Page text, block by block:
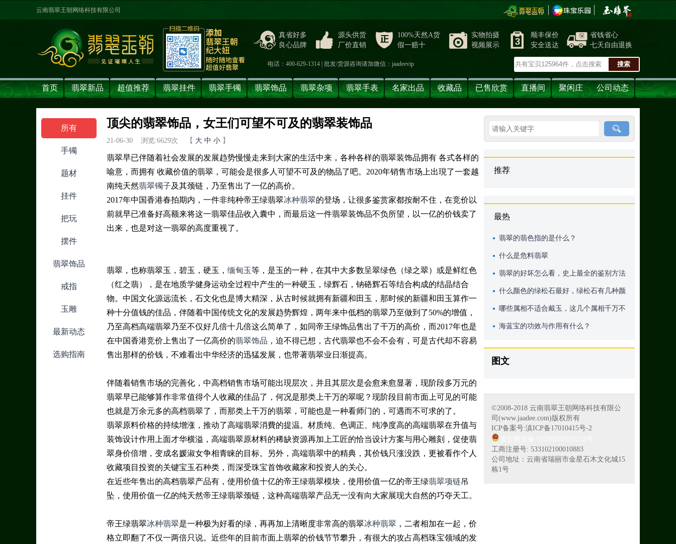
云南翡翠王朝网络科技有限公司
真省好多
良心品牌
源头供货
厂价直销
100%天然A货
假一赔十
实物拍摄
视频展示
顺丰保价
安全送达
省钱省心
七天自由退换
电话：400-629-1314 | 批发/货源咨询请加微信：jaadeevip
首页 翡翠新品 超值推荐 翡翠挂件 翡翠手镯 翡翠饰品 翡翠杂项 翡翠手表 名家出品 收藏品 已售欣赏 直播间 聚闲庄 公司动态
所有
手镯
题材
挂件
把玩
摆件
翡翠饰品
戒指
玉雕
最新动态
选购指南
顶尖的翡翠饰品，女王们可望不可及的翡翠装饰品
21-06-30 浏览:6629次 【 大 中 小 】
翡翠早已伴随着社会发展的发展趋势慢慢走来到大家的生活中来，各种各样的翡翠装饰品拥有 各式各样的
喻意，而拥有 收藏价值的翡翠，可能会是很多人可望不可及的物品了吧。2020年销售市场上出現了一套越
南纯天然翡翠镯子及其颈链，乃至售出了一亿的高价。
2017年中国香港春拍期内，一件非纯种帝王绿翡翠冰种翡翠的登场，让很多鉴赏家都按耐不住，在竞价以
前就早已准备好高额来将这一翡翠佳品收入囊中，而最后这一件翡翠装饰品不负所望，以一亿的价钱卖了
出来，也是对这一翡翠的高度重视了。
翡翠，也称翡翠玉，碧玉，硬玉， 缅甸玉等，是玉的一种，在其中大多数呈翠绿色（绿之翠）或是鲜红色
（红之翡），是在地质学健身运动全过程中产生的一种硬玉，绿辉石，钠硌辉石等结合构成的结晶结合
物。中国文化源远流长，石文化也是博大精深，从古时候就拥有新疆和田玉，那时候的新疆和田玉算作一
种十分值钱的佳品，伴随着中国传统文化的发展趋势辉煌，两年来中低档的翡翠乃至做到了50%的增值，
乃至高档高端翡翠乃至不仅好几倍十几倍这么简单了，如同帝王绿饰品售出了干万的高价，而2017年也是
在中国香港竞价上售出了一亿高价的翡翠饰品 ，迫不得已想，古代翡翠也不会不会有，可是古代却不容易
售出那样的价钱，不难看出中华经济的迅猛发展，也带著翡翠业日渐提高。
伴随着销售市场的完善化，中高档销售市场可能出現层次，并且其层次是会愈来愈显著，现阶段多万元的
翡翠早已能够算作非常值得个人收藏的佳品了，何况是那类上干万的翠呢？现阶段目前市面上可见的可能
也就是万余元多的高档翡翠了，而那类上干万的翡翠，可能也是一种看师门的，可遇而不可求的了。
翡翠原料价格的持续增涨，推动了高端翡翠消費的提温。材质纯、色调正、纯净度高的高端翡翠在升值与
装饰设计作用上面才华横溢，高端翡翠原材料的稀缺资源再加上工匠的恰当设计方案与用心雕刻，促使翡
翠身价倍增，变成名媛淑女争相青睐的目标。另外，高端翡翠中的精典，其价钱只涨没跌，更被看作个人
收藏项目投资的关键宝玉石种类，而深受珠宝首饰收藏家和投资人的关心。
在近些年售出的高档翡翠产品有，使用价值十亿的帝王绿翡翠模块，使用价值一亿的帝王绿翡翠项链吊
坠，使用价值一亿的纯天然帝王绿翡翠颈链，这种高端翡翠产品无一没有向大家展现大自然的巧夺天工。
帝王绿翡翠冰种翡翠是一种极为好看的绿，再再加上清晰度非常高的翡翠冰种翡翠 ，二者相加在一起，价
格立即翻了不仅一两倍只说。近些年的目前市面上翡翠的价钱节节攀升，有很大的攻占高档珠宝领域的发
推荐
最热
翡翠的翡色指的是什么？
什么是危料翡翠
翡翠的好坏怎么看，史上最全的鉴别方法
什么颜色的绿松石最好，绿松石有几种颜
色
哪些属相不适合戴玉，这几个属相千万不
可戴玉
海蓝宝的功效与作用有什么？
图文
©2008-2018 云南翡翠王朝网络科技有限公
司(www.jaadee.com)版权所有
ICP备案号:滇ICP备17010415号-2
工商注册号: 533102100010883
公司地址：云南省瑞丽市金星石木文化城15
栋1号